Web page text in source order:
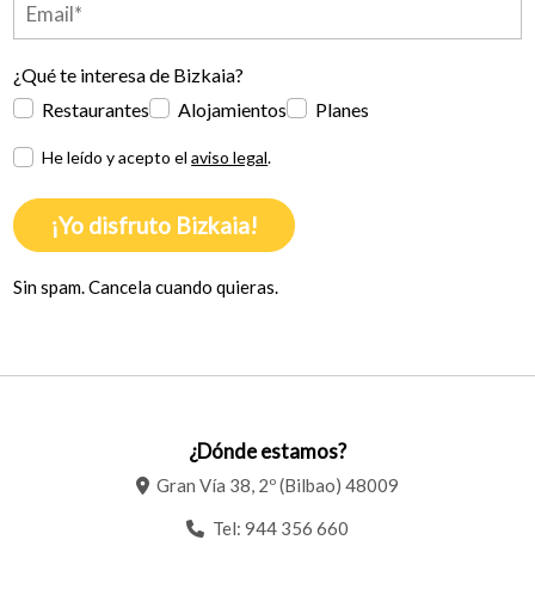
¿Qué te interesa de Bizkaia?
Restaurantes
Alojamientos Planes
He leído y acepto elaviso legal.
¡Yo disfruto Bizkaia!
Sin spam. Cancela cuando quieras.
¿Dónde estamos?
Gran Vía 38, 2º (Bilbao) 48009
Tel: 944 356 660